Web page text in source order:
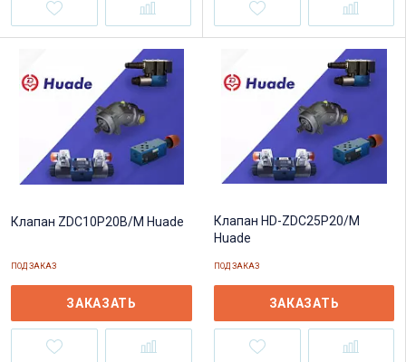
Клапан ZDC10P20B/M Huade
ПОД ЗАКАЗ
ЗАКАЗАТЬ
Клапан HD-ZDC25P20/M
Huade
ПОД ЗАКАЗ
ЗАКАЗАТЬ